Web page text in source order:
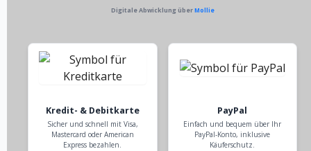
Digitale Abwicklung überMollie
Kredit- & Debitkarte
Sicher und schnell mit Visa,
Mastercard oder American
Express bezahlen.
PayPal
Einfach und bequem über Ihr
PayPal-Konto, inklusive
Käuferschutz.